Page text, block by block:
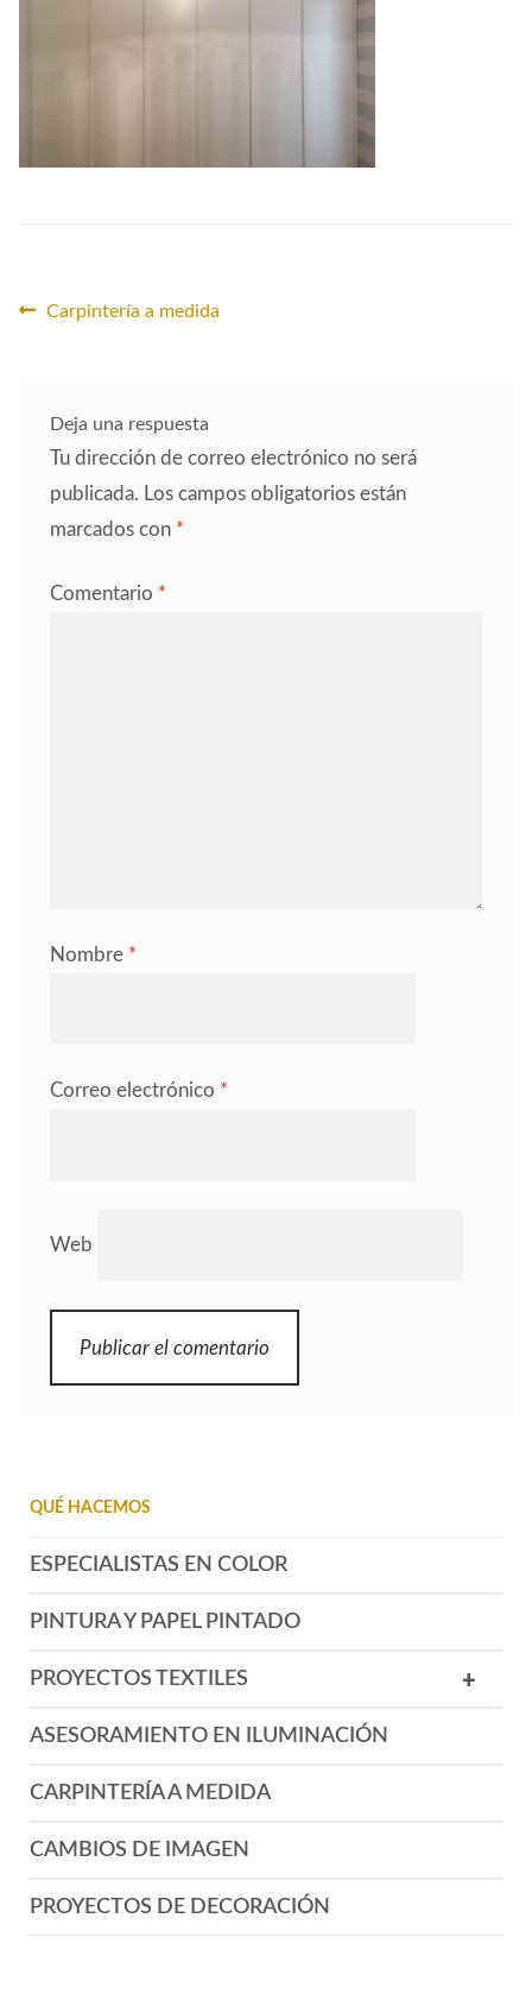
Navegación
Anterior:
Carpintería a medida
Deja una respuesta
Tu dirección de correo electrónico no será
publicada. Los campos obligatorios están
marcados con *
Comentario *
Nombre *
Correo electrónico *
Web
QUÉ HACEMOS
ESPECIALISTAS EN COLOR
PINTURA Y PAPEL PINTADO
+
PROYECTOS TEXTILES
ASESORAMIENTO EN ILUMINACIÓN
CARPINTERÍA A MEDIDA
CAMBIOS DE IMAGEN
PROYECTOS DE DECORACIÓN